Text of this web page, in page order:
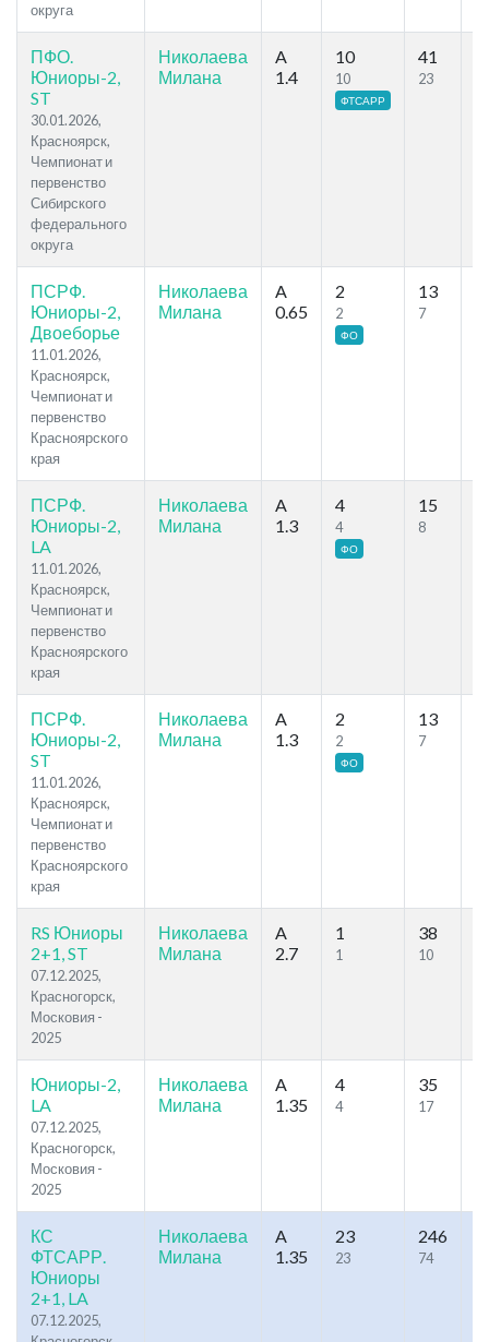
округа
ПФО.
Юниоры-2,
ST
30.01.2026,
Красноярск,
Чемпионат и
первенство
Сибирского
федерального
округа
Николаева
Милана
A
1.4
10
10
ФТСАРР
41
23
ПСРФ.
Юниоры-2,
Двоеборье
11.01.2026,
Красноярск,
Чемпионат и
первенство
Красноярского
края
Николаева
Милана
A
0.65
2
2
ФО
13
7
ПСРФ.
Юниоры-2,
LA
11.01.2026,
Красноярск,
Чемпионат и
первенство
Красноярского
края
Николаева
Милана
A
1.3
4
4
ФО
15
8
ПСРФ.
Юниоры-2,
ST
11.01.2026,
Красноярск,
Чемпионат и
первенство
Красноярского
края
Николаева
Милана
A
1.3
2
2
ФО
13
7
RS Юниоры
2+1, ST
07.12.2025,
Красногорск,
Московия -
2025
Николаева
Милана
A
2.7
1
1
38
10
Юниоры-2,
LA
07.12.2025,
Красногорск,
Московия -
2025
Николаева
Милана
A
1.35
4
4
35
17
КС
ФТСАРР.
Юниоры
2+1, LA
07.12.2025,
Николаева
Милана
A
1.35
23
23
246
74